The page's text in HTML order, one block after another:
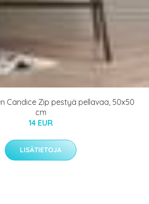
Candice Zip pestyä pellavaa, 50x50
cm
14 EUR
LISÄTIETOJA